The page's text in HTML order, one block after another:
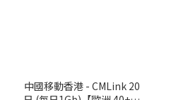
中國移動香港 - CMLink 20